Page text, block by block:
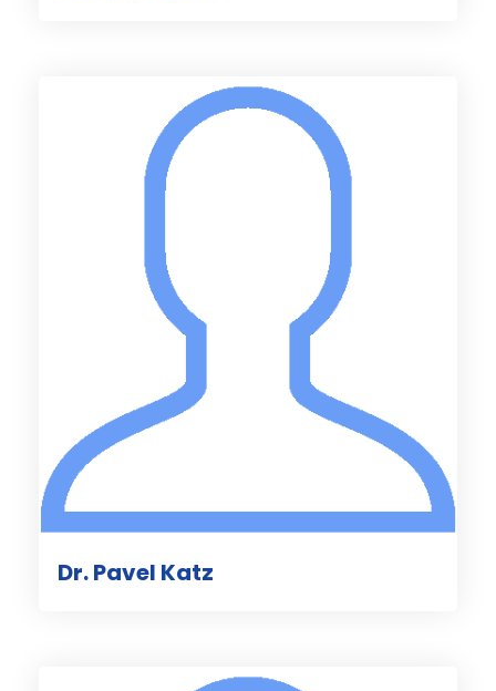
Dr. Pavel Katz